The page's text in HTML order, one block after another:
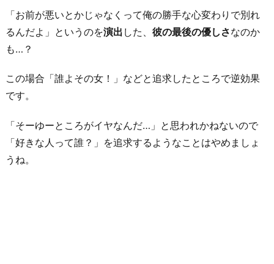
欲
し
い
お
わ
に
「お前が悪いとかじゃなくって俺の勝手な心変わりで別れ
るんだよ」というのを演出 した、 彼の最後の優しさなのか
も…？
この場合「誰よその女！」などと追求したところで逆効果
です。
「そーゆーところがイヤなんだ…」と思われかねないので
「好きな人って誰？」を追求するようなことはやめましょ
うね。